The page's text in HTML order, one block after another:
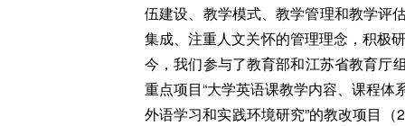
伍建设、教学模式、教学管理和教学评
集成、注重人文关怀的管理理念，积极
今，我们参与了教育部和江苏省教育厅
重点项目“大学英语课教学内容、课程体
外语学习和实践环境研究”的教改项目